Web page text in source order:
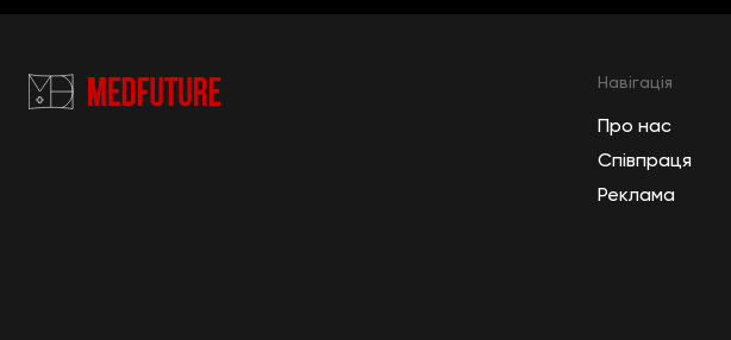
Навігація
Про нас
Співпраця
Реклама